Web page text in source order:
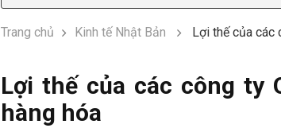
Trang chủ Kinh tế Nhật Bản Lợi thế của các
Lợi thế của các công ty
hàng hóa